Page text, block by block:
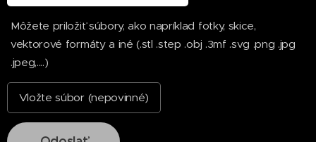
Môžete priložiť súbory, ako napríklad fotky, skice,
vektorové formáty a iné (.stl .step .obj .3mf .svg .png .jpg
.jpeg,....)
Vložte súbor (nepovinné)